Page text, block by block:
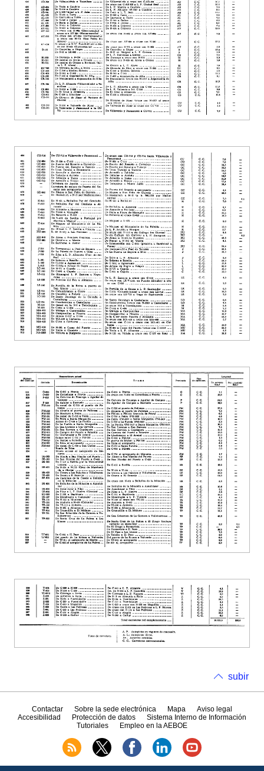
subir
Contactar Sobre la sede electrónica Mapa
Aviso legal
Accesibilidad
Protección de datos
Sistema Interno de Información
Tutoriales
Empleo en la AEBOE